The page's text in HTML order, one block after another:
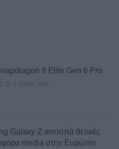
8 Elite Gen 6 Pro
2 ημέρες ago
Galaxy Z αποσπά θετικές
media στην Ευρώπη